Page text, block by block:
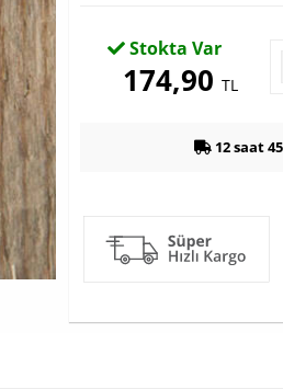
Stokta Var
174,90TL
12 saat